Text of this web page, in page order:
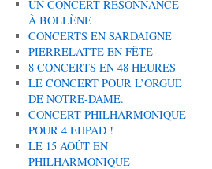
UN CONCERT RÉSONNANCE
À BOLLÈNE
CONCERTS EN SARDAIGNE
PIERRELATTE EN FÊTE
8 CONCERTS EN 48 HEURES
LE CONCERT POUR L’ORGUE
DE NOTRE-DAME.
CONCERT PHILHARMONIQUE
POUR 4 EHPAD !
LE 15 AOÛT EN
PHILHARMONIQUE